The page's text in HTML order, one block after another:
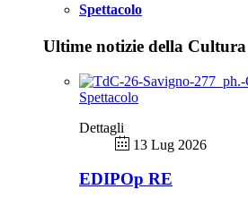
Spettacolo
Ultime notizie della Cultura
Spettacolo
Dettagli
13 Lug 2026
EDIPOp RE